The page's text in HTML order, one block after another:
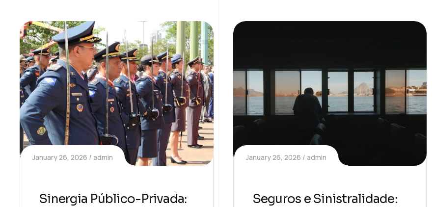
January 26, 2026 admin
Sinergia Público-Privada:
January 26, 2026 admin
Seguros e Sinistralidade: